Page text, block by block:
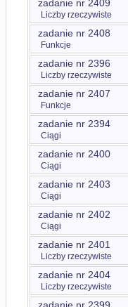
zadanie nr 2409
Liczby rzeczywiste
zadanie nr 2408
Funkcje
zadanie nr 2396
Liczby rzeczywiste
zadanie nr 2407
Funkcje
zadanie nr 2394
Ciągi
zadanie nr 2400
Ciągi
zadanie nr 2403
Ciągi
zadanie nr 2402
Ciągi
zadanie nr 2401
Liczby rzeczywiste
zadanie nr 2404
Liczby rzeczywiste